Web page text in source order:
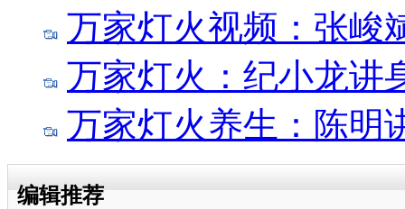
万家灯火视频：张峻
万家灯火：纪小龙讲
万家灯火养生：陈明
编辑推荐